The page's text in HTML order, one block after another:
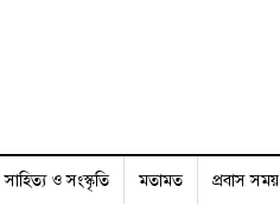
সাহিত্য ও সংস্কৃতি মতামত প্রবাস সময়